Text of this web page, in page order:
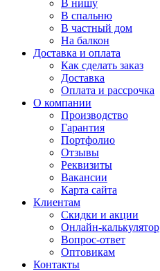
В нишу
В спальню
В частный дом
На балкон
Доставка и оплата
Как сделать заказ
Доставка
Оплата и рассрочка
О компании
Производство
Гарантия
Портфолио
Отзывы
Реквизиты
Вакансии
Карта сайта
Клиентам
Скидки и акции
Онлайн-калькулятор
Вопрос-ответ
Оптовикам
Контакты